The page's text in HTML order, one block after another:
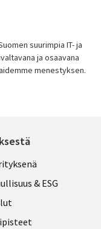
suurimpia IT- ja
ja osaavana
menestyksen.
& ESG